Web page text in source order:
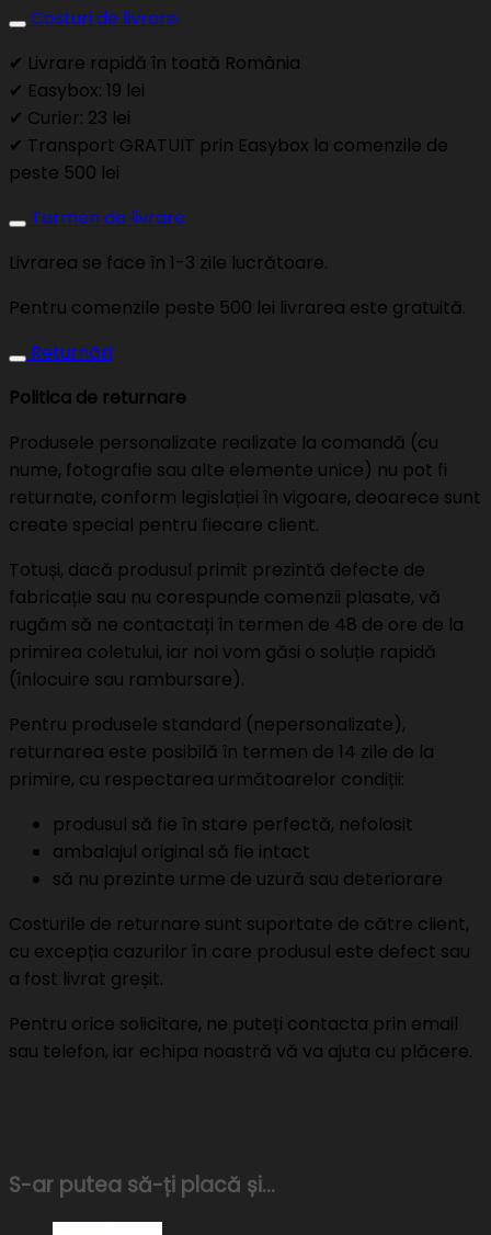
Costuri de livrare
✔ Livrare rapidă în toată România
✔ Easybox: 19 lei
✔ Curier: 23 lei
✔ Transport GRATUIT prin Easybox la comenzile de
peste 500 lei
Termen de livrare
Livrarea se face în 1-3 zile lucrătoare.
Pentru comenzile peste 500 lei livrarea este gratuită.
Returnări
Politica de returnare
Produsele personalizate realizate la comandă (cu
nume, fotografie sau alte elemente unice) nu pot fi
returnate, conform legislației în vigoare, deoarece sunt
create special pentru fiecare client.
Totuși, dacă produsul primit prezintă defecte de
fabricație sau nu corespunde comenzii plasate, vă
rugăm să ne contactați în termen de 48 de ore de la
primirea coletului, iar noi vom găsi o soluție rapidă
(înlocuire sau rambursare).
Pentru produsele standard (nepersonalizate),
returnarea este posibilă în termen de 14 zile de la
primire, cu respectarea următoarelor condiții:
produsul să fie în stare perfectă, nefolosit
ambalajul original să fie intact
să nu prezinte urme de uzură sau deteriorare
Costurile de returnare sunt suportate de către client,
cu excepția cazurilor în care produsul este defect sau
a fost livrat greșit.
Pentru orice solicitare, ne puteți contacta prin email
sau telefon, iar echipa noastră vă va ajuta cu plăcere.
S-ar putea să-ți placă și…